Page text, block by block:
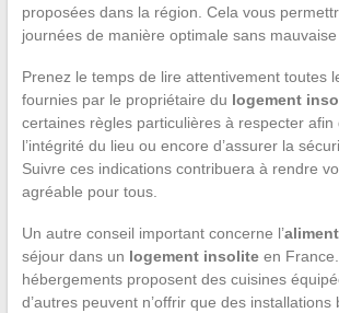
proposées dans la région. Cela vous
journées de manière optimale sans
Prenez le temps de lire attentivement toutes
fournies par le propriétaire du logement
certaines règles particulières à respecter afin
l’intégrité du lieu ou encore d’assurer la
Suivre ces indications contribuera à rendre
agréable pour tous.
Un autre conseil important concerne l’
séjour dans un logement insoliteen
hébergements proposent des cuisines
d’autres peuvent n’offrir que des installations